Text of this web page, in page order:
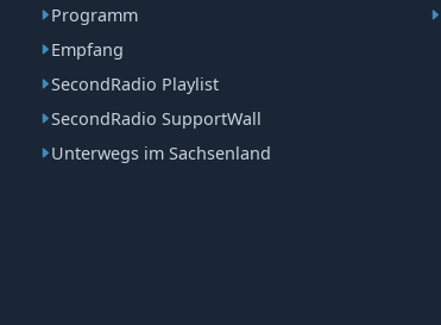
Programm
Empfang
SecondRadio Playlist
SecondRadio SupportWall
Unterwegs im Sachsenland